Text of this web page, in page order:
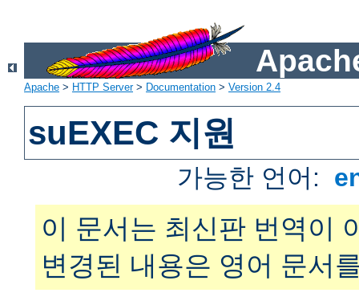
Apache > HTTP Server> Documentation > Version 2.4
suEXEC 지원
가능한 언어:
이 문서는 최신판 번역이
변경된 내용은 영어 문서